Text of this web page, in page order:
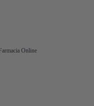
Online